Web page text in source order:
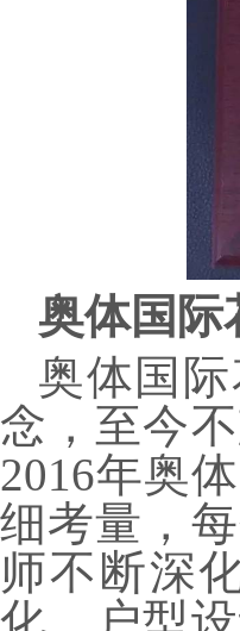
奥体国际
奥体国
念，至今
2016年奥
细考量，
师不断深